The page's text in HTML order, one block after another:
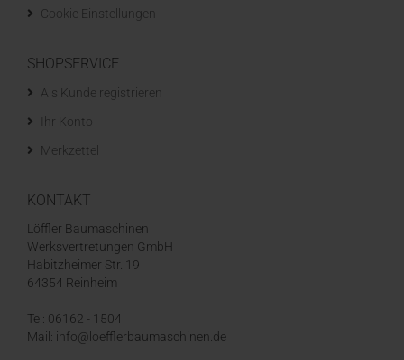
Cookie Einstellungen
SHOPSERVICE
Als Kunde registrieren
Ihr Konto
Merkzettel
KONTAKT
Löffler Baumaschinen
Werksvertretungen GmbH
Habitzheimer Str. 19
64354 Reinheim
Tel: 06162 - 1504
Mail: info@loefflerbaumaschinen.de